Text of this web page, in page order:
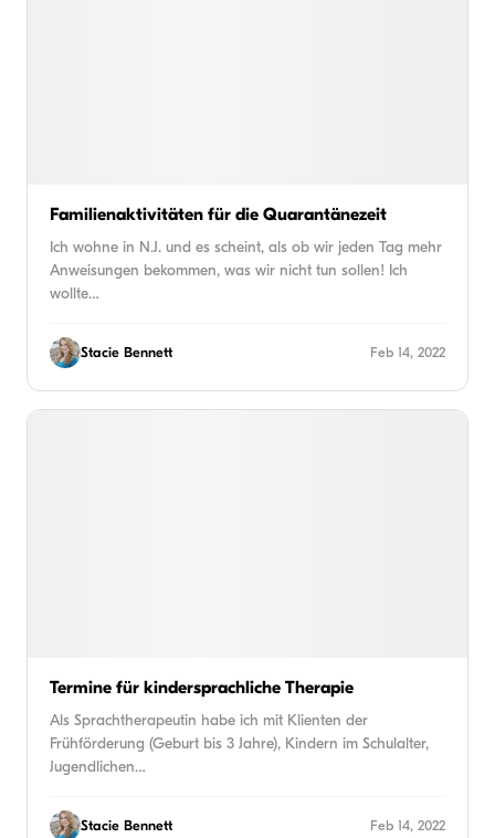
Familienaktivitäten für die Quarantänezeit
Ich wohne in N.J. und es scheint, als ob wir jeden Tag mehr
Anweisungen bekommen, was wir nicht tun sollen! Ich
wollte…
Stacie Bennett Feb 14, 2022
Termine für kindersprachliche Therapie
Als Sprachtherapeutin habe ich mit Klienten der
Frühförderung (Geburt bis 3 Jahre), Kindern im Schulalter,
Jugendlichen…
Stacie Bennett Feb 14, 2022